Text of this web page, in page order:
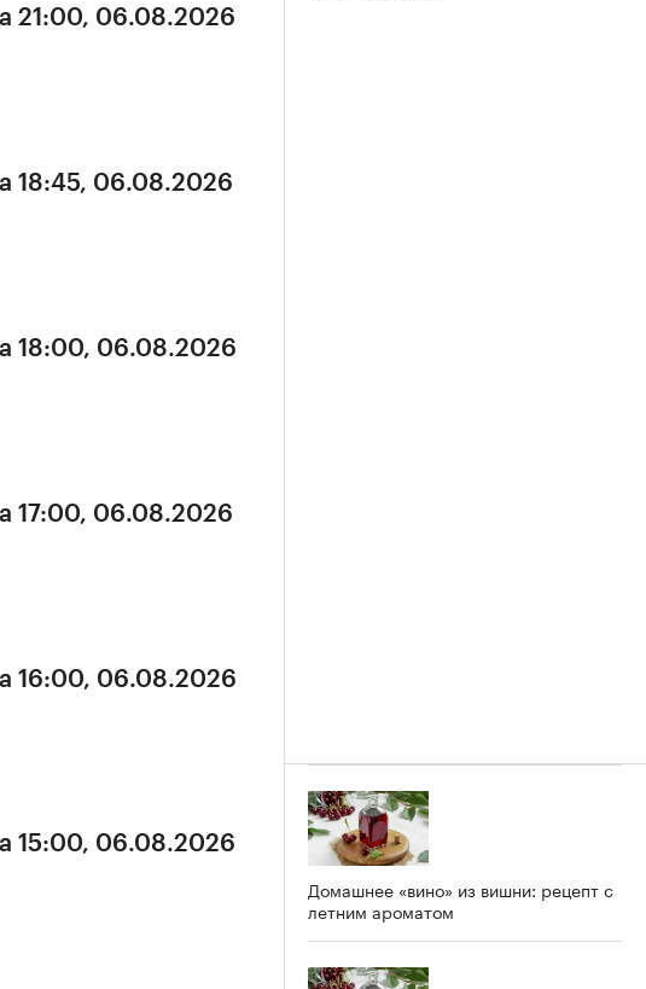
21:00, 06.08.2026
18:45, 06.08.2026
18:00, 06.08.2026
17:00, 06.08.2026
16:00, 06.08.2026
15:00, 06.08.2026
Домашнее «вино» из вишни: рецепт с
летним ароматом